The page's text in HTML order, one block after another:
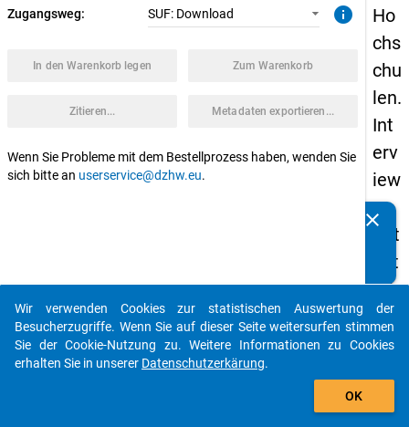
Zugangsweg: SUF: Download info
In den Warenkorb legen Zum Warenkorb
Zitieren... Metadaten exportieren...
Wenn Sie Probleme mit dem Bestellprozess haben, wenden Sie
sich bitte an userservice@dzhw.eu.
Ho
chs
chu
len.
Int
erv
iew
s
mit
Mit
arb
eit
er*i
clear
auto_stories
add_shopping_cart
Wir verwenden Cookies zur statistischen Auswertung der
Besucherzugriffe. Wenn Sie auf dieser Seite weitersurfen stimmen
Sie der Cookie-Nutzung zu. Weitere Informationen zu Cookies
erhalten Sie in unserer Datenschutzerkärung.
OK